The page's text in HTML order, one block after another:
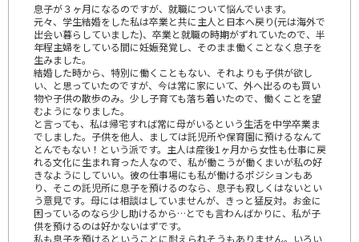
息子が３ヶ月になるのですが、就職について悩んでいます。
元々、学生結婚をした私は卒業と共に主人と日本へ戻り(元は海外で
出会い暮らしていました)、卒業と就職の時期がずれていたので、半
年程主婦をしている間に妊娠発覚し、そのまま働くことなく息子を
生みました。
結婚した時から、特別に働くこともない、それよりも子供が欲し
い、と思っていたのですが、今は常に家にいて、外へ出るのも買い
物や子供の散歩のみ。少し子育ても落ち着いたので、働くことを望
むようになりました。
と言っても、私は帰宅すれば常に母がいるという生活を中学卒業ま
でしました。子供を他人、ましては託児所や保育園に預けるなんて
とんでもない！という派です。主人は産後1ヶ月から女性も仕事に戻
れる文化に生まれ育った人なので、私が働こうが働くまいが私の好
きなようにしていい。彼の仕事場にも私が働けるポジションもあ
り、そこの託児所に息子を預けるのなら、息子も寂しくはないとい
う意見です。母には相談はしていませんが、きっと猛反対。お金に
困っているのなら少し助けるから…とでも言わんばかりに、私が子
供を預けるのは好かないはずです。
私も息子を預けるということに耐えられそうもありません。いろい